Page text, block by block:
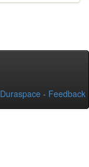
Duraspace - Feedback